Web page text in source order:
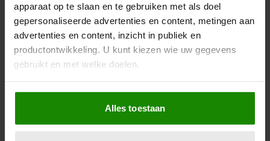
apparaat op te slaan en te gebruiken met als doel
gepersonaliseerde advertenties en content, metingen aan
advertenties en content, inzicht in publiek en
productontwikkeling. U kunt kiezen wie uw gegevens
gebruikt en met welke doelen.
Als u het toestaat, willen we ook graag:
Informatie verzamelen over uw geografische
locatie, die tot een paar meter nauwkeurig kan zijn
Alles toestaan
GESPANNEN BAND: DÍT IS DE